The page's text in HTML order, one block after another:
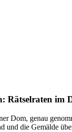
Rätselraten im
Dom, genau
und die Gemälde